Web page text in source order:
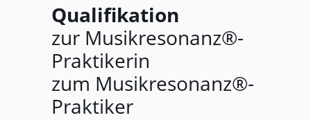
Qualifikation
zur Musikresonanz®-
Praktikerin
zum Musikresonanz®-
Praktiker